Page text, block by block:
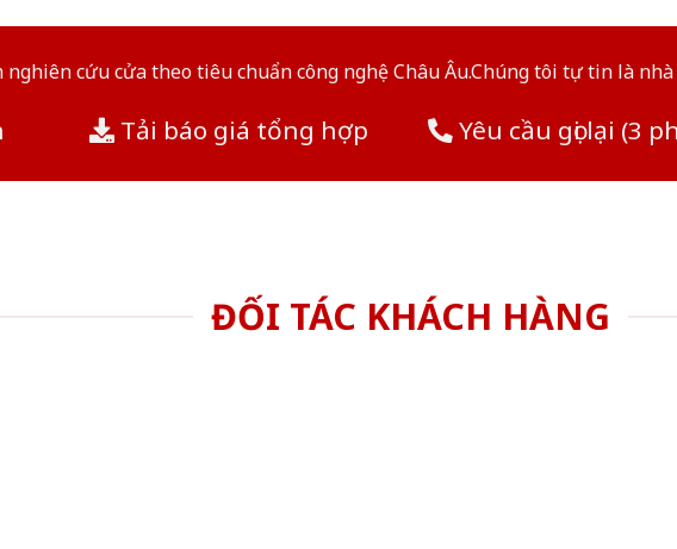
cứu cửa theo tiêu chuẩn công nghệ Châu Âu.Chúng tôi tự tin là
Tải báo giá tổng hợp Yêu cầu gọi lại (3
ĐỐI TÁC KHÁCH HÀNG